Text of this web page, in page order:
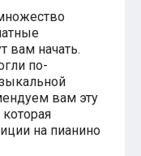
вам начать.
по-
вам эту
на пианино